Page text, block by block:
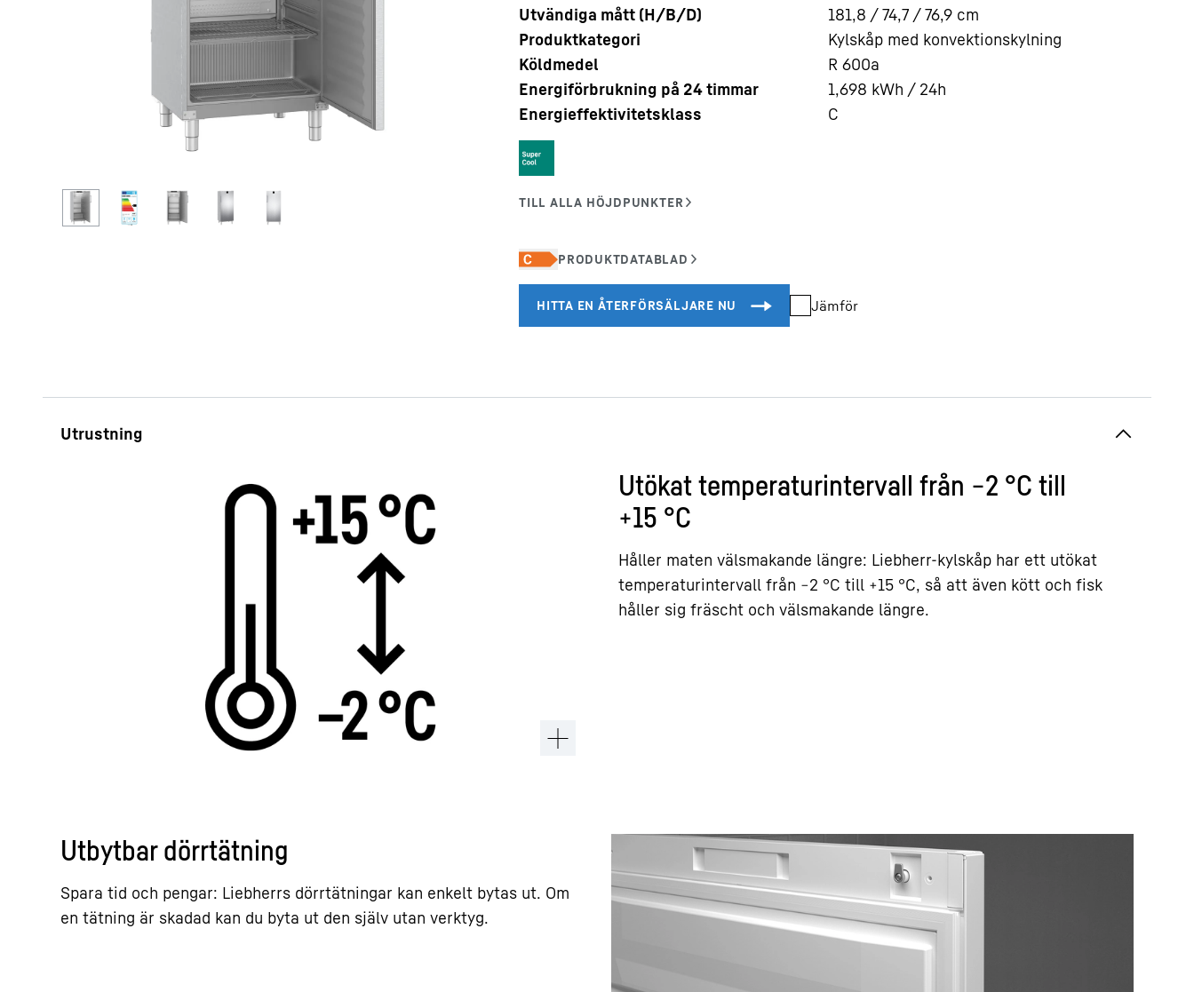
Mer om företaget Karriärer på Liebherr
Utvändiga mått (H/B/D)
181,8 / 74,7 / 76,9 cm
Produktkategori
Kylskåp med konvektionskylning
Köldmedel
R 600a
Energiförbrukning på 24 timmar
1,698 kWh / 24h
Energieffektivitetsklass
C
Jämför
Utökat temperaturintervall från −2 °C till
+15 °C
Håller maten välsmakande längre: Liebherr-kylskåp har ett utökat
temperaturintervall från −2 °C till +15 °C, så att även kött och fisk
håller sig fräscht och välsmakande längre.
Utbytbar dörrtätning
Spara tid och pengar: Liebherrs dörrtätningar kan enkelt bytas ut. Om
en tätning är skadad kan du byta ut den själv utan verktyg.